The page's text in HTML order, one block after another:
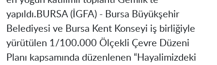
yapıldı. BURSA (İGFA) - Bursa Büyükşehir
Belediyesi ve Bursa Kent Konseyi iş birliğiyle
yürütülen 1/100.000 Ölçekli Çevre Düzeni
Planı kapsamında düzenlenen “Hayalimizdeki